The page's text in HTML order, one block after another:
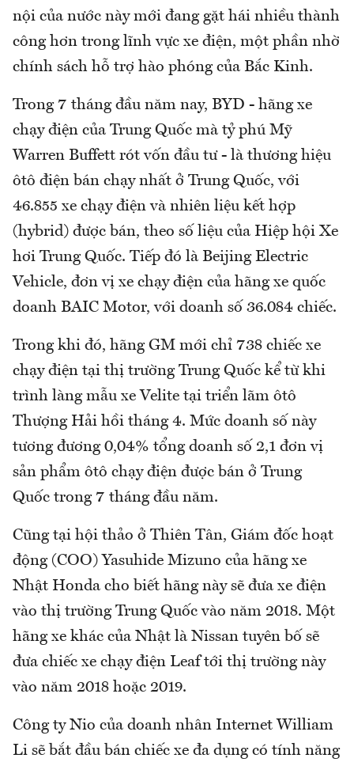
nội của nước này mới đang gặt hái nhiều thành
công hơn trong lĩnh vực xe điện, một phần nhờ
chính sách hỗ trợ hào phóng của Bắc Kinh.
Trong 7 tháng đầu năm nay, BYD - hãng xe
chạy điện của Trung Quốc mà tỷ phú Mỹ
Warren Buffett rót vốn đầu tư - là thương hiệu
ôtô điện bán chạy nhất ở Trung Quốc, với
46.855 xe chạy điện và nhiên liệu kết hợp
(hybrid) được bán, theo số liệu của Hiệp hội Xe
hơi Trung Quốc. Tiếp đó là Beijing Electric
Vehicle, đơn vị xe chạy điện của hãng xe quốc
doanh BAIC Motor, với doanh số 36.084 chiếc.
Trong khi đó, hãng GM mới chỉ 738 chiếc xe
chạy điện tại thị trường Trung Quốc kể từ khi
trình làng mẫu xe Velite tại triển lãm ôtô
Thượng Hải hồi tháng 4. Mức doanh số này
tương đương 0,04% tổng doanh số 2,1 đơn vị
sản phẩm ôtô chạy điện được bán ở Trung
Quốc trong 7 tháng đầu năm.
Cũng tại hội thảo ở Thiên Tân, Giám đốc hoạt
động (COO) Yasuhide Mizuno của hãng xe
Nhật Honda cho biết hãng này sẽ đưa xe điện
vào thị trường Trung Quốc vào năm 2018. Một
hãng xe khác của Nhật là Nissan tuyên bố sẽ
đưa chiếc xe chạy điện Leaf tới thị trường này
vào năm 2018 hoặc 2019.
Công ty Nio của doanh nhân Internet William
Li sẽ bắt đầu bán chiếc xe đa dụng có tính năng